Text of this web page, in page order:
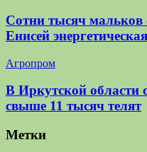
Сотни тысяч мальков
Енисей
Агропром
В Иркутской области
свыше 11 тысяч телят
Метки